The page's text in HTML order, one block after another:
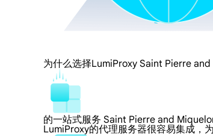
为什么选择LumiProxy Saint Pierre
的一站式服务 Saint Pierre and
LumiProxy的代理服务器很容易集成，